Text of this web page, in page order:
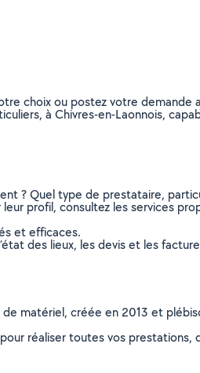
choix ou postez votre
à Chivres-en-Laonnois,
? Quel type de prestataire,
profil, consultez les services
et efficaces.
des lieux, les devis et les
matériel, créée en 2013 et
réaliser toutes vos